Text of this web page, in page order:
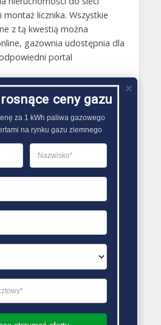
licznika. Wszystkie
z tą kwestią można
gazownia udostępnia dla
portal
Aleksandrów Kujawski
Kujawski
Kujawski
Kujawski
Kujawski
ceny gazu
za 1 kWh paliwa gazowego
na rynku gazu ziemnego